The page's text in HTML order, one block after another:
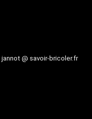
jannot @ savoir-bricoler.fr